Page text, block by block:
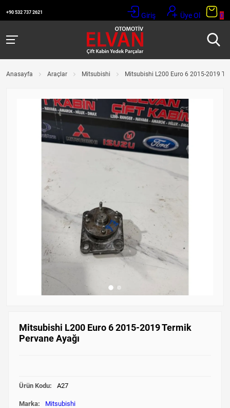
+90 532 737 2621 Giriş Üye Ol 0
Anasayfa Araçlar Mitsubishi Mitsubishi L200 Euro 6 2015-2019
Mitsubishi L200 Euro 6 2015-2019 Termik
Pervane Ayağı
Ürün Kodu: A27
Marka: Mitsubishi